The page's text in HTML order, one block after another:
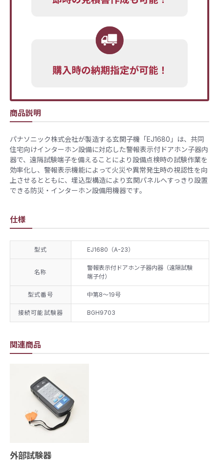
関連商品
外部試験器
商品説明
パナソニック株式会社が製造する玄関子機「EJ1680」は、共同
住宅向けインターホン設備に対応した警報表示付ドアホン子器内
器で、遠隔試験端子を備えることにより設備点検時の試験作業を
効率化し、警報表示機能によって火災や異常発生時の視認性を向
上させるとともに、埋込型構造により玄関パネルへすっきり設置
できる防災・インターホン設備用機器です。
仕様
型式 EJ1680（A-23）
名称
警報表示付ドアホン子器内器（遠隔試験
端子付）
型式番号 中第8～19号
接続可能試験器 BGH9703